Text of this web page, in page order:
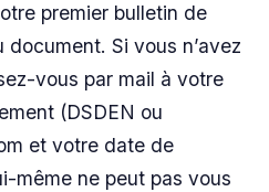
premier bulletin de
Si vous n’avez
vous par mail à votre
(DSDEN ou
et votre date de
même ne peut pas vous